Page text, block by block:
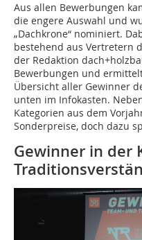
Aus allen Bewerbungen
die engere Auswahl und
„Dachkrone“ nominiert.
bestehend aus Vertretern
der Redaktion
Bewerbungen und
Übersicht aller Gewinner
unten im Infokasten.
Kategorien aus dem
Sonderpreise, doch dazu
Gewinner in der